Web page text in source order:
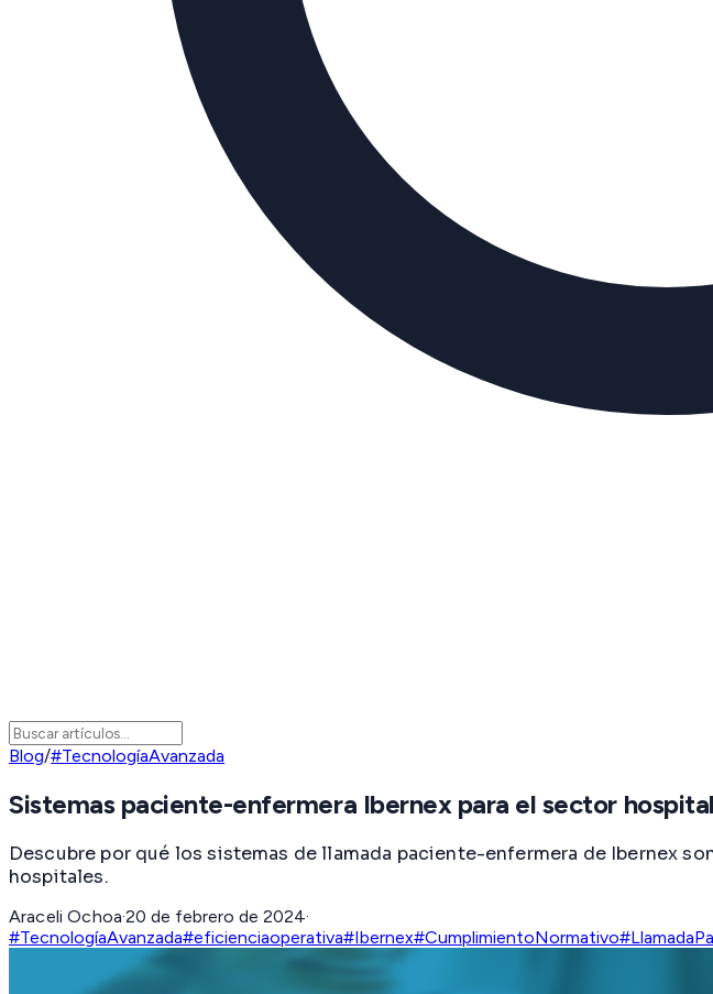
Blog/#TecnologíaAvanzada
Sistemas paciente-enfermera Ibernex para el sector
Descubre por qué los sistemas de llamada paciente-enfermera de Ibernex
hospitales.
Araceli Ochoa·20 de febrero de 2024·
#TecnologíaAvanzada#eficienciaoperativa#Ibernex#CumplimientoNormativo